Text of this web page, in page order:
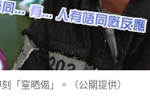
「窒晒偈」。（公關提供）